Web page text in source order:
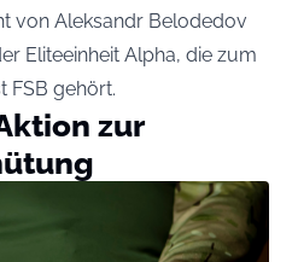
von Aleksandr Belodedov
Eliteeinheit Alpha, die zum
FSB gehört.
zur